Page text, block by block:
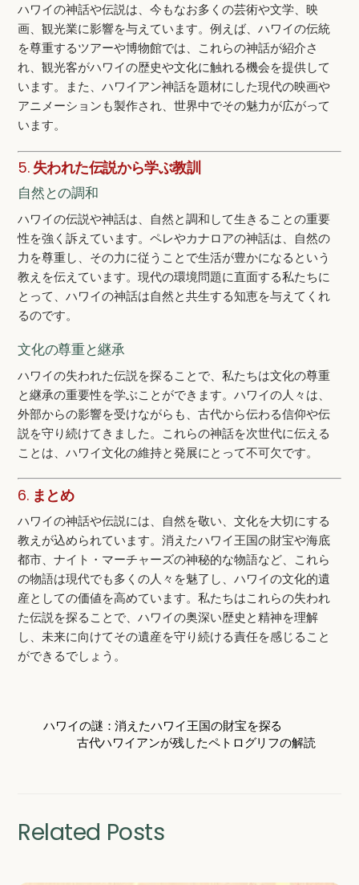
ハワイの神話や伝説は、今もなお多くの芸術や文学、映
画、観光業に影響を与えています。例えば、ハワイの伝統
を尊重するツアーや博物館では、これらの神話が紹介さ
れ、観光客がハワイの歴史や文化に触れる機会を提供して
います。また、ハワイアン神話を題材にした現代の映画や
アニメーションも製作され、世界中でその魅力が広がって
います。
5.失われた伝説から学ぶ教訓
自然との調和
ハワイの伝説や神話は、自然と調和して生きることの重要
性を強く訴えています。ペレやカナロアの神話は、自然の
力を尊重し、その力に従うことで生活が豊かになるという
教えを伝えています。現代の環境問題に直面する私たちに
とって、ハワイの神話は自然と共生する知恵を与えてくれ
るのです。
文化の尊重と継承
ハワイの失われた伝説を探ることで、私たちは文化の尊重
と継承の重要性を学ぶことができます。ハワイの人々は、
外部からの影響を受けながらも、古代から伝わる信仰や伝
説を守り続けてきました。これらの神話を次世代に伝える
ことは、ハワイ文化の維持と発展にとって不可欠です。
6. まとめ
ハワイの神話や伝説には、自然を敬い、文化を大切にする
教えが込められています。消えたハワイ王国の財宝や海底
都市、ナイト・マーチャーズの神秘的な物語など、これら
の物語は現代でも多くの人々を魅了し、ハワイの文化的遺
産としての価値を高めています。私たちはこれらの失われ
た伝説を探ることで、ハワイの奥深い歴史と精神を理解
し、未来に向けてその遺産を守り続ける責任を感じること
ができるでしょう。
ハワイの謎：消えたハワイ王国の財宝を探る
古代ハワイアンが残したペトログリフの解読
Related Posts